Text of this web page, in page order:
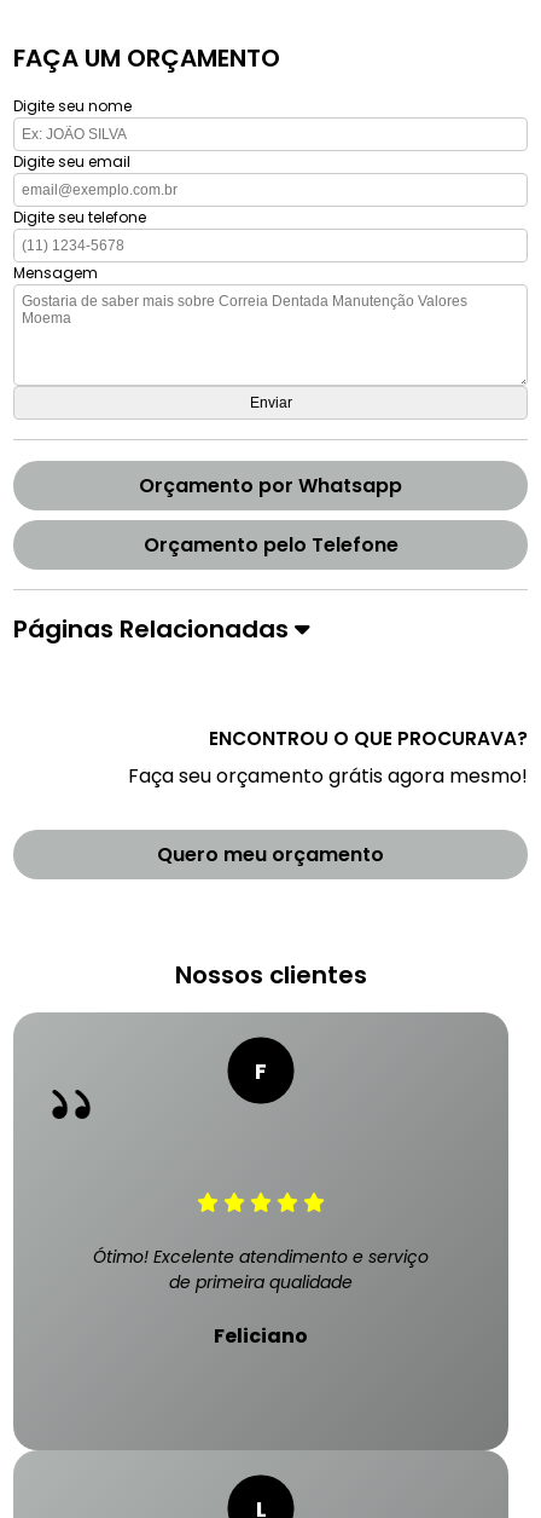
FAÇA UM ORÇAMENTO
Digite seu nome
Digite seu email
Digite seu telefone
Mensagem
Orçamento por Whatsapp
Orçamento pelo Telefone
Páginas Relacionadas
ENCONTROU O QUE PROCURAVA?
Faça seu orçamento grátis agora mesmo!
Quero meu orçamento
Nossos clientes
Ótimo! Excelente atendimento e serviço
de primeira qualidade
Feliciano